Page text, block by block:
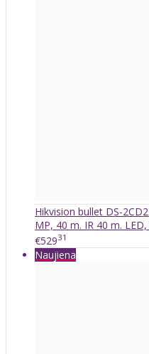
Hikvision bullet DS-
MP, 40 m. IR 40 m.
€52931
Naujiena